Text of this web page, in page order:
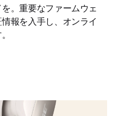
。重要なファームウェ
報を入手し、オンライ